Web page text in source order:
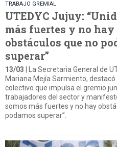
TRABAJO GREMIAL
UTEDYC Jujuy:
más fuertes y no hay
obstáculos que no
superar”
13/03 | La Secretaria General de
Mariana Mejía Sarmiento,
colectivo que impulsa el gremio
trabajadores del sector y
somos más fuertes y no hay
podamos superar”.